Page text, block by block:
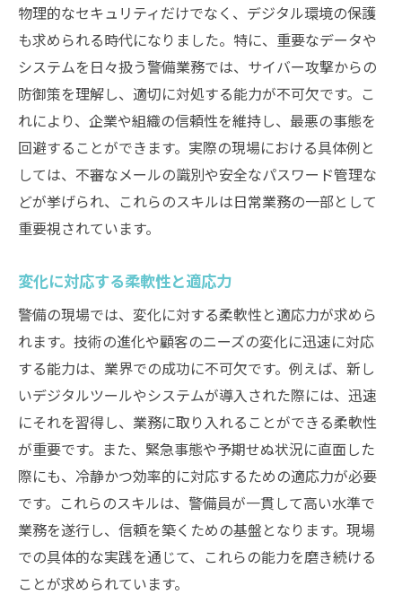
物理的なセキュリティだけでなく、デジタル環境の保護
も求められる時代になりました。特に、重要なデータや
システムを日々扱う警備業務では、サイバー攻撃からの
防御策を理解し、適切に対処する能力が不可欠です。こ
れにより、企業や組織の信頼性を維持し、最悪の事態を
回避することができます。実際の現場における具体例と
しては、不審なメールの識別や安全なパスワード管理な
どが挙げられ、これらのスキルは日常業務の一部として
重要視されています。
変化に対応する柔軟性と適応力
警備の現場では、変化に対する柔軟性と適応力が求めら
れます。技術の進化や顧客のニーズの変化に迅速に対応
する能力は、業界での成功に不可欠です。例えば、新し
いデジタルツールやシステムが導入された際には、迅速
にそれを習得し、業務に取り入れることができる柔軟性
が重要です。また、緊急事態や予期せぬ状況に直面した
際にも、冷静かつ効率的に対応するための適応力が必要
です。これらのスキルは、警備員が一貫して高い水準で
業務を遂行し、信頼を築くための基盤となります。現場
での具体的な実践を通じて、これらの能力を磨き続ける
ことが求められています。